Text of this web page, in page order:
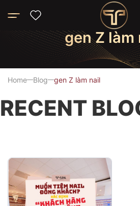
gen Z làm
Home Blog gen Z làm nail
RECENT